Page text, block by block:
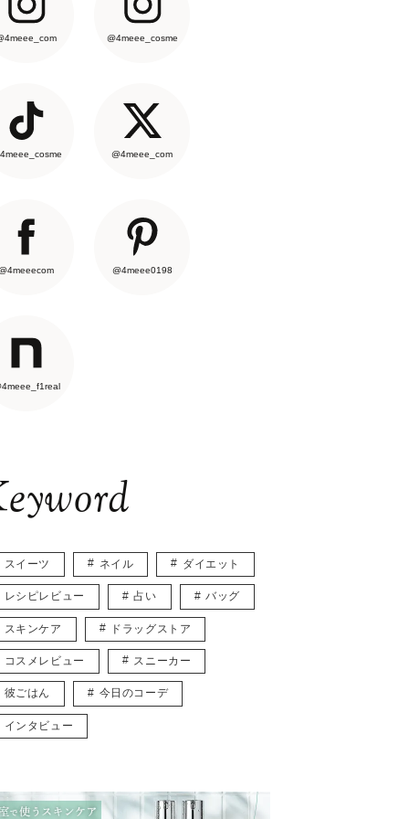
@4meee_cosme
@4meee_com
@4meee0198
スイーツ ネイル ダイエット
レシピレビュー 占い バッグ
スキンケア ドラッグストア
コスメレビュー スニーカー
彼ごはん 今日のコーデ
インタビュー